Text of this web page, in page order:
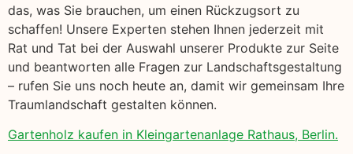
das, was Sie brauchen, um einen Rückzugsort zu
schaffen! Unsere Experten stehen Ihnen jederzeit mit
Rat und Tat bei der Auswahl unserer Produkte zur Seite
und beantworten alle Fragen zur Landschaftsgestaltung
– rufen Sie uns noch heute an, damit wir gemeinsam Ihre
Traumlandschaft gestalten können.
Gartenholz kaufen in Kleingartenanlage Rathaus, Berlin.